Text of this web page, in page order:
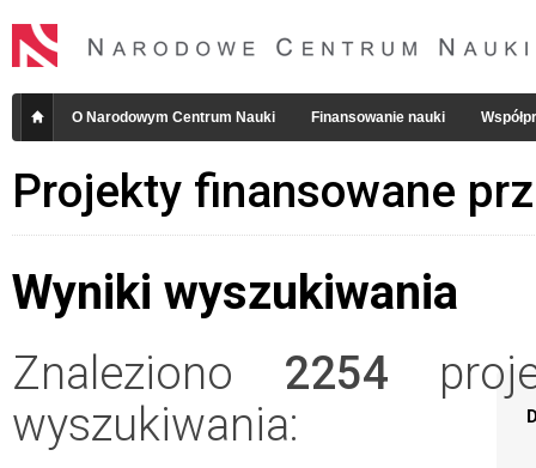
O Narodowym Centrum Nauki Finansowanie nauki
Projekty finansowane
Wyniki wyszukiwania
Znaleziono 2254
wyszukiwania: